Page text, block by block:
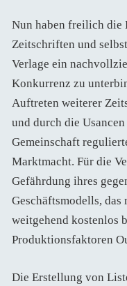
Nun haben freilich die
Zeitschriften und
Verlage ein
Konkurrenz zu
Auftreten weiterer
und durch die
Gemeinschaft
Marktmacht. Für die
Gefährdung ihres
Geschäftsmodells,
weitgehend kostenlos
Produktionsfaktoren
Die Erstellung von